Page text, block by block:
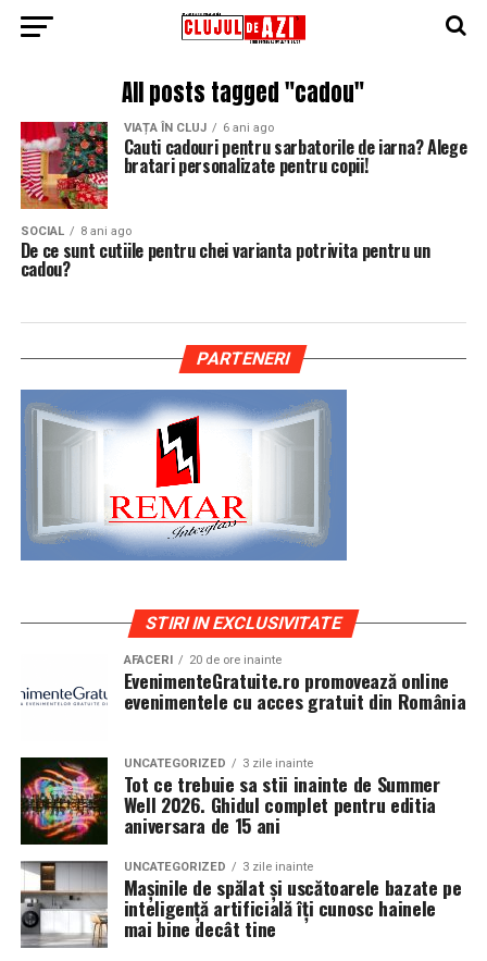
All posts tagged "cadou"
VIAȚA ÎN CLUJ 6 ani ago
Cauti cadouri pentru sarbatorile de iarna? Alege
bratari personalizate pentru copii!
SOCIAL 8 ani ago
De ce sunt cutiile pentru chei varianta potrivita pentru un
cadou?
PARTENERI
STIRI IN EXCLUSIVITATE
AFACERI 20 de ore inainte
EvenimenteGratuite.ro promovează online
evenimentele cu acces gratuit din România
UNCATEGORIZED 3 zile inainte
Tot ce trebuie sa stii inainte de Summer
Well 2026. Ghidul complet pentru editia
aniversara de 15 ani
UNCATEGORIZED 3 zile inainte
Mașinile de spălat și uscătoarele bazate pe
inteligență artificială îți cunosc hainele
mai bine decât tine